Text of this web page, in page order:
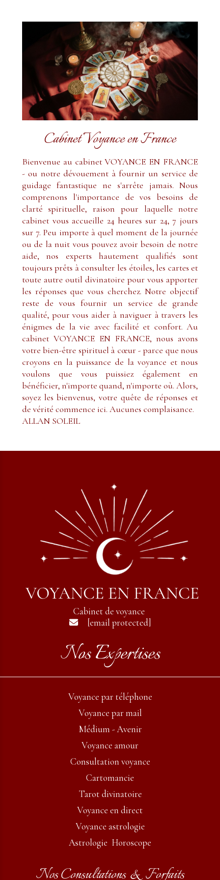
Cabinet Voyance en France
Bienvenue au cabinet VOYANCE EN FRANCE
- ou notre dévouement à fournir un service de
guidage fantastique ne s'arrête jamais. Nous
comprenons l'importance de vos besoins de
clarté spirituelle, raison pour laquelle notre
cabinet vous accueille 24 heures sur 24, 7 jours
sur 7. Peu importe à quel moment de la journée
ou de la nuit vous pouvez avoir besoin de notre
aide, nos experts hautement qualifiés sont
toujours prêts à consulter les étoiles, les cartes et
toute autre outil divinatoire pour vous apporter
les réponses que vous cherchez. Notre objectif
reste de vous fournir un service de grande
qualité, pour vous aider à naviguer à travers les
énigmes de la vie avec facilité et confort. Au
cabinet VOYANCE EN FRANCE, nous avons
votre bien-être spirituel à cœur - parce que nous
croyons en la puissance de la voyance et nous
voulons que vous puissiez également en
bénéficier, n'importe quand, n'importe où. Alors,
soyez les bienvenus, votre quête de réponses et
de vérité commence ici. Aucunes complaisance.
ALLAN SOLEIL
Cabinet de voyance
 [email protected]
Nos Expertises
Voyance par téléphone
Voyance par mail
Médium - Avenir
Voyance amour
Consultation voyance
Cartomancie
Tarot divinatoire
Voyance en direct
Voyance astrologie
Astrologie Horoscope
Nos Consultations & Forfaits